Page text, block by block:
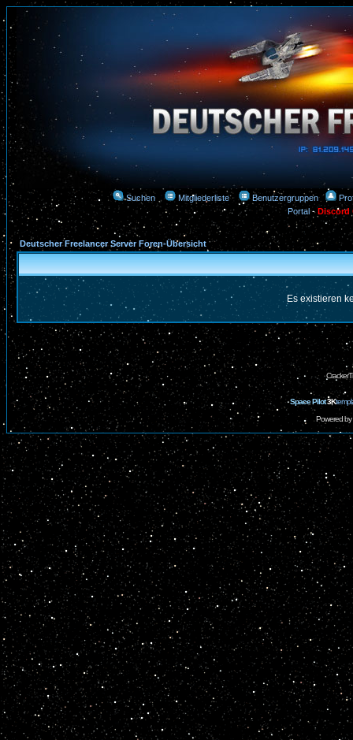
Suchen Mitgliederliste Benutzergruppen
Portal-Discord
Deutscher Freelancer Server Foren-Übersicht
Es existieren
Space Pilot3K
Powered by